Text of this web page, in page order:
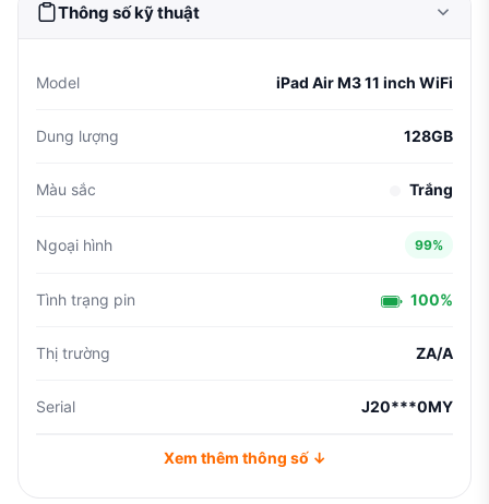
Thông số kỹ thuật
Model iPad Air M3 11 inch WiFi
Dung lượng 128GB
Màu sắc Trắng
Ngoại hình 99%
Tình trạng pin 100%
Thị trường ZA/A
Serial J20***0MY
Xem thêm thông số ↓